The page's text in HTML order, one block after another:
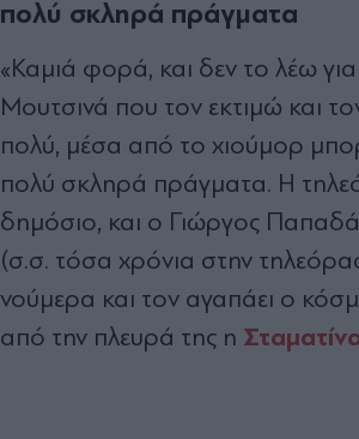
πολύ σκληρά πράγματα
«Καμιά φορά, και δεν το λέω
Μουτσινά που τον εκτιμώ και
πολύ, μέσα από το χιούμορ
πολύ σκληρά πράγματα. Η
δημόσιο, και ο Γιώργος
(σ.σ. τόσα χρόνια στην
νούμερα και τον αγαπάει ο
από την πλευρά της η